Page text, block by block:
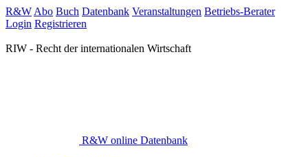
R&W Abo Buch Datenbank Veranstaltungen Betriebs-Berater
Login Registrieren
RIW - Recht der internationalen Wirtschaft
R&W online Datenbank